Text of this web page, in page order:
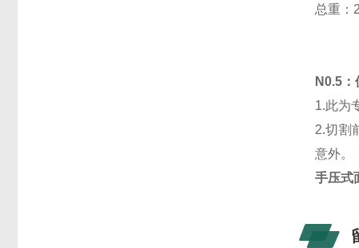
总重：
N0.5：
1.此为
2.切割
意外。
手压式